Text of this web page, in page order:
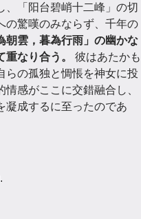
、「阳台碧峭十二峰」の切
の驚嘆のみならず、千年の
朝雲，暮為行雨」の幽かな
なり合う。
彼はあたかも
らの孤独と惆悵を神女に投
感がここに交錯融合し、
凝成するに至ったのであ